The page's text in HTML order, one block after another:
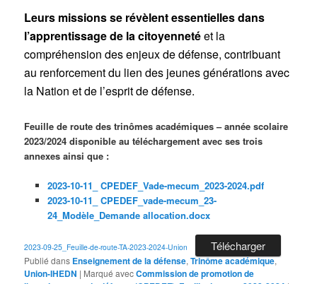
Leurs missions se révèlent essentielles dans
l’apprentissage de la citoyennetéet la
compréhension des enjeux de défense, contribuant
au renforcement du lien des jeunes générations avec
la Nation et de l’esprit de défense.
Feuille de route des trinômes académiques – année scolaire
2023/2024 disponible au téléchargement avec ses trois
annexes ainsi que :
2023-10-11_ CPEDEF_Vade-mecum_2023-2024.pdf
2023-10-11_ CPEDEF_vade-mecum_23-
24_Modèle_Demande allocation.docx
2023-09-25_Feuille-de-route-TA-2023-2024-Union Télécharger
Publié dans Enseignement de la défense,Trinôme académique,
Union-IHEDN | Marqué avecCommission de promotion de